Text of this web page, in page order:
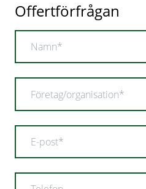
Offertförfrågan